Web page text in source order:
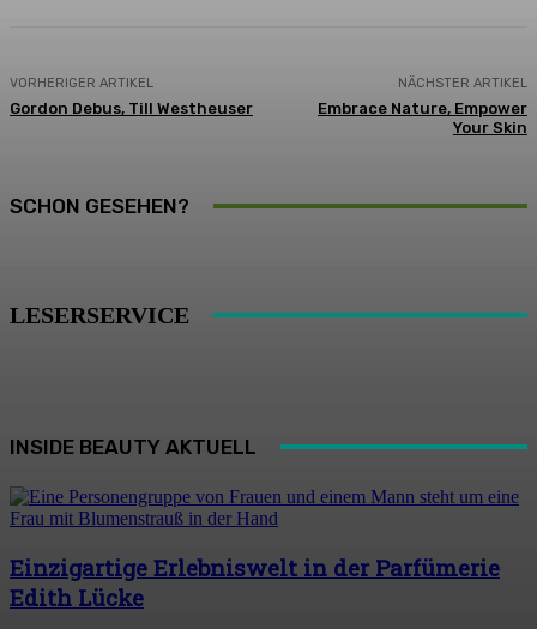
VORHERIGER ARTIKEL
Gordon Debus, Till Westheuser
NÄCHSTER ARTIKEL
Embrace Nature, Empower
Your Skin
SCHON GESEHEN?
LESERSERVICE
INSIDE BEAUTY AKTUELL
Einzigartige Erlebniswelt in der Parfümerie
Edith Lücke